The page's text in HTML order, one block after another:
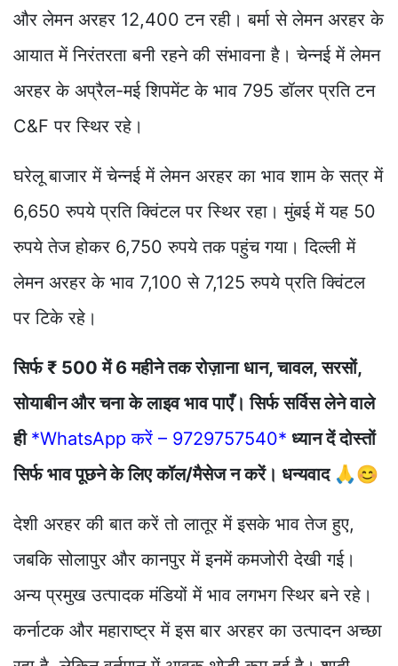
और लेमन अरहर 12,400 टन रही। बर्मा से लेमन अरहर के
आयात में निरंतरता बनी रहने की संभावना है। चेन्नई में लेमन
अरहर के अप्रैल-मई शिपमेंट के भाव 795 डॉलर प्रति टन
C&F पर स्थिर रहे।
घरेलू बाजार में चेन्नई में लेमन अरहर का भाव शाम के सत्र में
6,650 रुपये प्रति क्विंटल पर स्थिर रहा। मुंबई में यह 50
रुपये तेज होकर 6,750 रुपये तक पहुंच गया। दिल्ली में
लेमन अरहर के भाव 7,100 से 7,125 रुपये प्रति क्विंटल
पर टिके रहे।
सिर्फ ₹ 500 में 6 महीने तक रोज़ाना धान, चावल, सरसों,
सोयाबीन और चना के लाइव भाव पाएँ। सिर्फ सर्विस लेने वाले
ही *WhatsApp करें – 9729757540* ध्यान दें दोस्तों
सिर्फ भाव पूछने के लिए कॉल/मैसेज न करें। धन्यवाद 🙏😊
देशी अरहर की बात करें तो लातूर में इसके भाव तेज हुए,
जबकि सोलापुर और कानपुर में इनमें कमजोरी देखी गई।
अन्य प्रमुख उत्पादक मंडियों में भाव लगभग स्थिर बने रहे।
कर्नाटक और महाराष्ट्र में इस बार अरहर का उत्पादन अच्छा